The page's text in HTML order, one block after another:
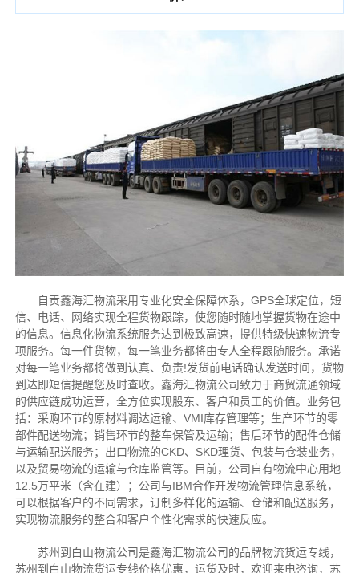
自贡鑫海汇物流采用专业化安全保障体系，GPS全球定位，短
信、电话、网络实现全程货物跟踪，使您随时随地掌握货物在途中
的信息。信息化物流系统服务达到极致高速，提供特级快速物流专
项服务。每一件货物，每一笔业务都将由专人全程跟随服务。承诺
对每一笔业务都将做到认真、负责!发货前电话确认发送时间，货物
到达即短信提醒您及时查收。鑫海汇物流公司致力于商贸流通领域
的供应链成功运营，全方位实现股东、客户和员工的价值。业务包
括：采购环节的原材料调达运输、VMI库存管理等；生产环节的零
部件配送物流；销售环节的整车保管及运输；售后环节的配件仓储
与运输配送服务；出口物流的CKD、SKD理货、包装与仓装业务，
以及贸易物流的运输与仓库监管等。目前，公司自有物流中心用地
12.5万平米（含在建）；公司与IBM合作开发物流管理信息系统，
可以根据客户的不同需求，订制多样化的运输、仓储和配送服务，
实现物流服务的整合和客户个性化需求的快速反应。
苏州到白山物流公司是鑫海汇物流公司的品牌物流货运专线，
苏州到白山物流货运专线价格优惠，运货及时，欢迎来电咨询，苏